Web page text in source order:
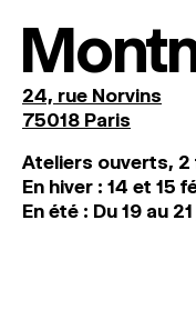
24, rue Norvins
75018 Paris
Ateliers ouverts, 2
En hiver : 14 et 15
En été : Du 19 au